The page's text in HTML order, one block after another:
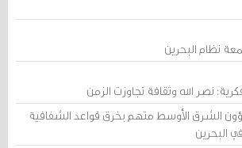
نظام البحرين
نصر الله وثقافة تجاوزت الزمن
الشرق الأوسط متهم بخرق قواعد الشفافية
البحرين